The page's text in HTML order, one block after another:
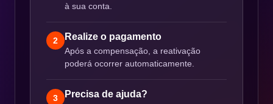
à sua conta.
2 Realize o pagamento
Após a compensação, a reativação
poderá ocorrer automaticamente.
3 Precisa de ajuda?